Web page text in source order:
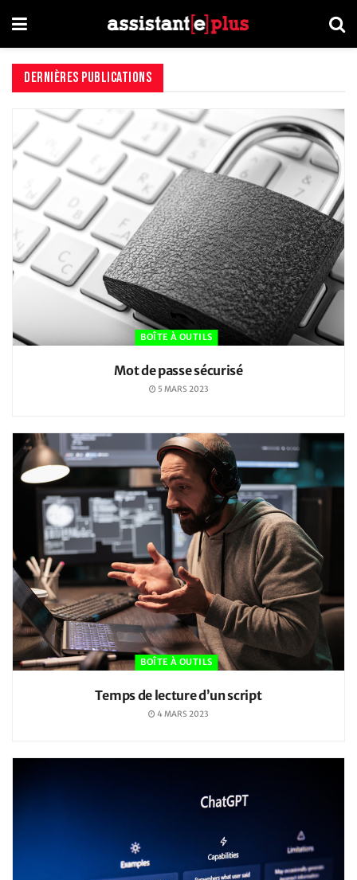
DERNIÈRES PUBLICATIONS
BOÎTE À OUTILS
Mot de passe sécurisé
5 MARS 2023
BOÎTE À OUTILS
Temps de lecture d’un script
4 MARS 2023